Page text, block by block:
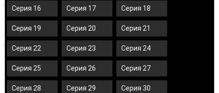
Серия 16 Серия 17 Серия 18
Серия 19 Серия 20 Серия 21
Серия 22 Серия 23 Серия 24
Серия 25 Серия 26 Серия 27
Серия 28 Серия 29 Серия 30